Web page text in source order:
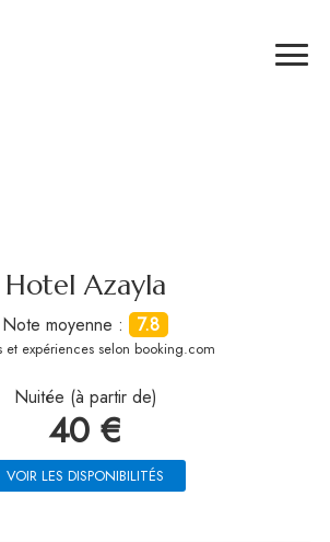
Hotel Azayla
Note moyenne : 7.8
et expériences selon booking.com
Nuitée (à partir de)
40 €
VOIR LES DISPONIBILITÉS